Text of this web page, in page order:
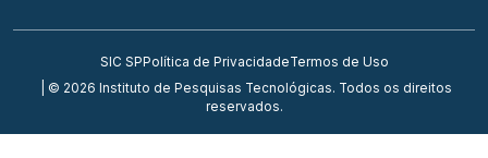
SIC SP Política de PrivacidadeTermos de Uso
| © 2026 Instituto de Pesquisas Tecnológicas. Todos os direitos
reservados.